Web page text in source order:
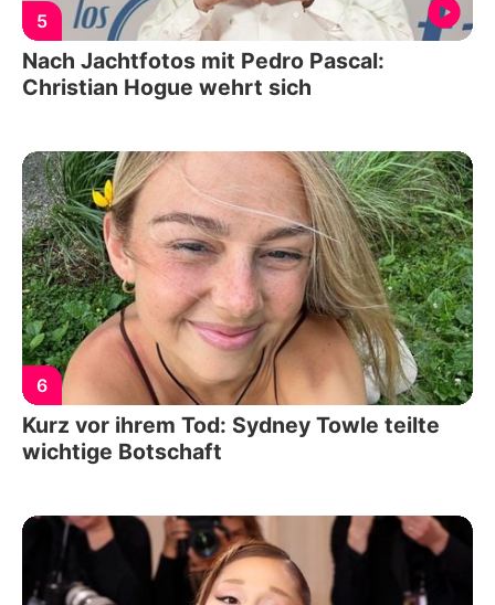
5
Nach Jachtfotos mit Pedro Pascal:
Christian Hogue wehrt sich
6
Kurz vor ihrem Tod: Sydney Towle teilte
wichtige Botschaft